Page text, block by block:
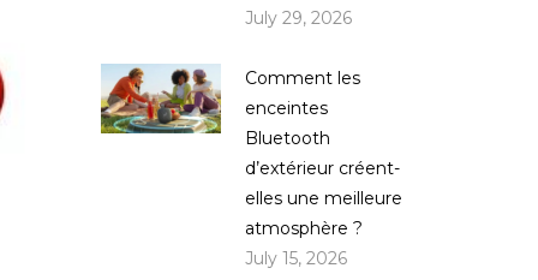
July 29, 2026
Comment les
enceintes
Bluetooth
d’extérieur créent-
elles une meilleure
atmosphère ?
July 15, 2026